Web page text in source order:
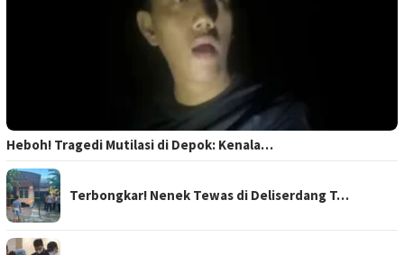
Heboh! Tragedi Mutilasi di Depok: Kenala…
Terbongkar! Nenek Tewas di Deliserdang T…